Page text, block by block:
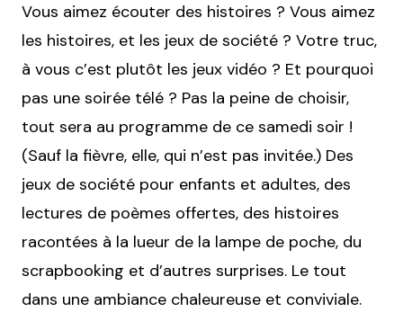
Vous aimez écouter des histoires ? Vous aimez
les histoires, et les jeux de société ? Votre truc,
à vous c’est plutôt les jeux vidéo ? Et pourquoi
pas une soirée télé ? Pas la peine de choisir,
tout sera au programme de ce samedi soir !
(Sauf la fièvre, elle, qui n’est pas invitée.) Des
jeux de société pour enfants et adultes, des
lectures de poèmes offertes, des histoires
racontées à la lueur de la lampe de poche, du
scrapbooking et d’autres surprises. Le tout
dans une ambiance chaleureuse et conviviale.